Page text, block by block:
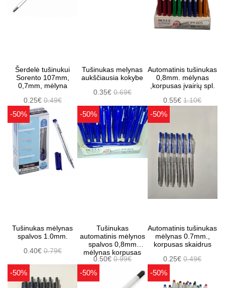
Šerdelė tušinukui
Sorento 107mm,
0,7mm, mėlyna
0.25€0.49€
Tušinukas melynas
aukščiausia kokybe
0.35€ 0.69€
Automatinis tušinukas
0,8mm. mėlynas
,korpusas įvairių spl.
0.55€1.10€
-50%
Tušinukas mėlynas
spalvos 1.0mm.
0.40€0.79€
-50%
Tušinukas
automatinis mėlynos
spalvos 0,8mm
mėlynas korpusas
0.50€ 0.99€
-50%
Automatinis tušinukas
mėlynas 0.7mm.,
korpusas skaidrus
0.25€0.49€
-50% -50% -50%